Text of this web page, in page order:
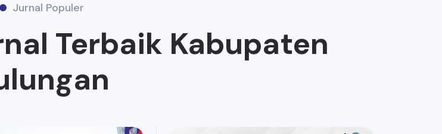
Jurnal Populer
Terbaik Kabupaten